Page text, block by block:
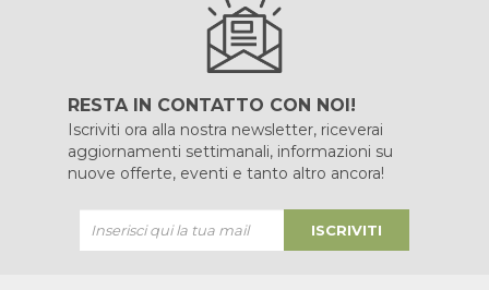
RESTA IN CONTATTO CON NOI!
Iscriviti ora alla nostra newsletter, riceverai
aggiornamenti settimanali, informazioni su
nuove offerte, eventi e tanto altro ancora!
ISCRIVITI